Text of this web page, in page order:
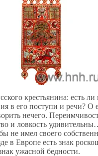
крестьянина: есть ли
в его поступи и речи? О
нечего.
и ловкость
не имел своего
в Европе есть знак
ужасной бедности.